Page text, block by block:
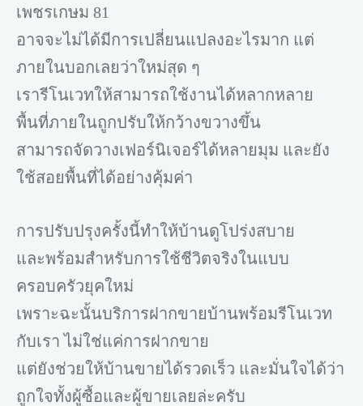
เพชรเกษม 81
อาจจะไม่ได้มีการเปลี่ยนแปลงอะไรมาก แต่
ภายในบอกเลยว่าใหม่สุด ๆ
เรารีโนเวทให้สามารถใช้งานได้หลากหลาย
พื้นที่ภายในถูกปรับให้กว้างขวางขึ้น
สามารถจัดวางเฟอร์นิเจอร์ได้หลายมุม และยัง
ใช้สอยพื้นที่ได้อย่างคุ้มค่า
การปรับปรุงครั้งนี้ทำให้บ้านดูโปร่งสบาย
และพร้อมสำหรับการใช้ชีวิตจริงในแบบ
ครอบครัวยุคใหม่
เพราะฉะนั้นบริการฝากขายบ้านพร้อมรีโนเวท
กับเรา ไม่ใช่แค่การฝากขาย
แต่ยังช่วยให้บ้านขายได้รวดเร็ว และมั่นใจได้ว่า
ถูกใจทั้งผู้ซื้อและผู้ขายเลยล่ะครับ